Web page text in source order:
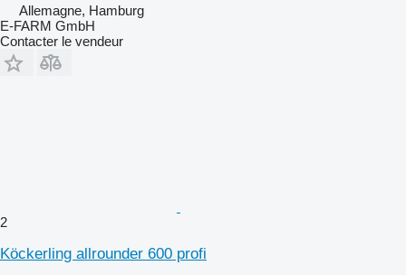
Allemagne, Hamburg
E-FARM GmbH
Contacter le vendeur
2
Köckerling allrounder 600 profi